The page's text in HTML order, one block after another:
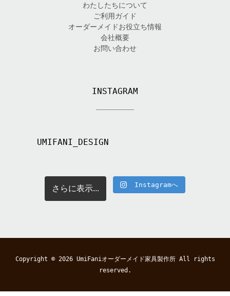
わたしたちについて
ご利用ガイド
オーダーメイドお役立ち情報
会社概要
お問い合わせ
INSTAGRAM
UMIFANI_DESIGN
さらに表示... Instagramへ
Copyright © 2026 UmiFaniオーダーメイド家具製作所All rights
reserved.